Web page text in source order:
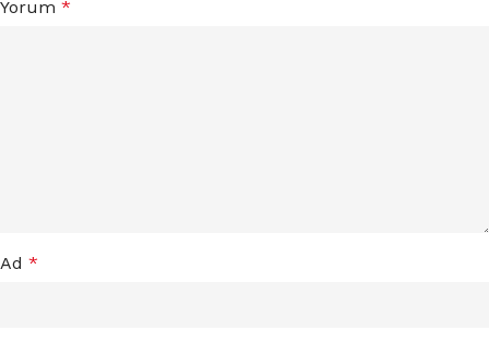
Yorum *
Ad *